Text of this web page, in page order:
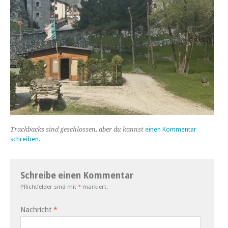
Trackbacks sind geschlossen, aber du kannst einen Kommentar
schreiben.
Schreibe einen Kommentar
Pflichtfelder sind mit * markiert.
Nachricht *